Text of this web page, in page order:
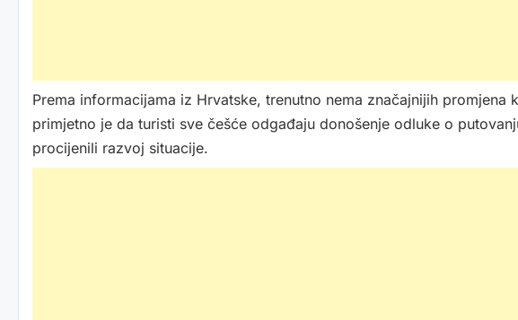
Prema informacijama iz Hrvatske, trenutno nema značajnijih promjena
primjetno je da turisti sve češće odgađaju donošenje odluke o
procijenili razvoj situacije.